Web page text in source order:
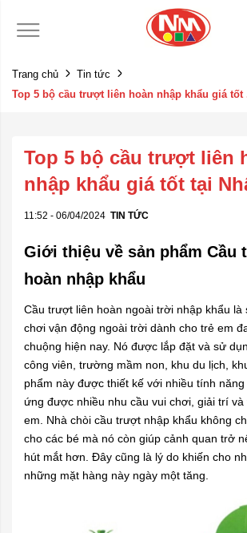
Trang chủ
Tin tức
Top 5 bộ cầu trượt liên hoàn nhập khẩu giá tốt
Top 5 bộ cầu trượt liên
nhập khẩu giá tốt tại
11:52 - 06/04/2024 TIN TỨC
Giới thiệu về sản phẩm Cầu
hoàn nhập khẩu
Cầu trượt liên hoàn ngoài trời nhập khẩu là
chơi vận động ngoài trời dành cho trẻ em
chuộng hiện nay. Nó được lắp đặt và sử
công viên, trường mầm non, khu du lịch,
phẩm này được thiết kế với nhiều tính
ứng được nhiều nhu cầu vui chơi, giải trí và
em. Nhà chòi cầu trượt nhập khẩu không
cho các bé mà nó còn giúp cảnh quan trở
hút mắt hơn. Đây cũng là lý do khiến cho
những mặt hàng này ngày một tăng.